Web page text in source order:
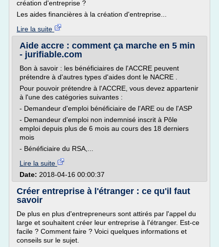
création d'entreprise ?
Les aides financières à la création d'entreprise...
Lire la suite
Aide accre : comment ça marche en 5 min
- jurifiable.com
Bon à savoir : les bénéficiaires de l'ACCRE peuvent
prétendre à d'autres types d'aides dont le NACRE .
Pour pouvoir prétendre à l'ACCRE, vous devez appartenir
à l'une des catégories suivantes :
- Demandeur d'emploi bénéficiaire de l'ARE ou de l'ASP
- Demandeur d'emploi non indemnisé inscrit à Pôle
emploi depuis plus de 6 mois au cours des 18 derniers
mois
- Bénéficiaire du RSA,...
Lire la suite
Date: 2018-04-16 00:00:37
Créer entreprise à l'étranger : ce qu'il faut
savoir
De plus en plus d'entrepreneurs sont attirés par l'appel du
large et souhaitent créer leur entreprise à l'étranger. Est-ce
facile ? Comment faire ? Voici quelques informations et
conseils sur le sujet.